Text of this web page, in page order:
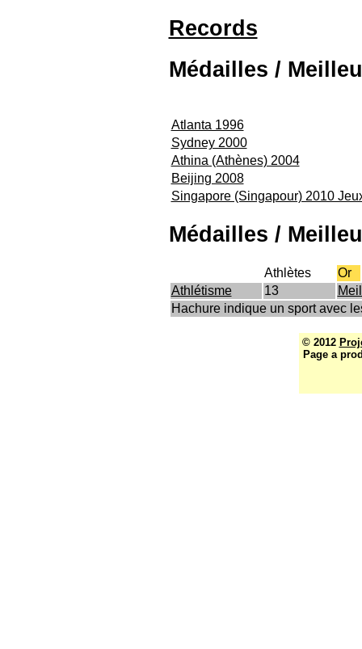
Records
Médailles /
Atlanta 1996
Sydney 2000
Athina (Athènes) 2004
Beijing 2008
Singapore (Singapour) 2010
Médailles /
Athlètes
Or
Athlétisme
13
Hachure indique un sport avec
© 2012
Page a